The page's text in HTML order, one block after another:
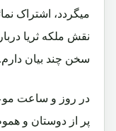
میگردد، اشتراک
نقش ملکه ثریا
سخن چند بیان دارم.
در روز و ساعت
پر از دوستان و